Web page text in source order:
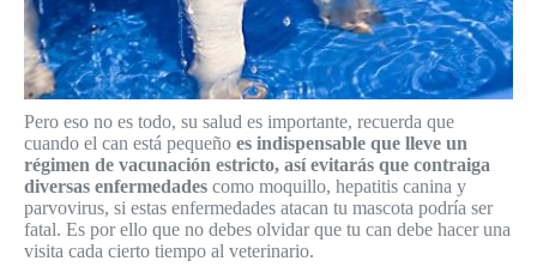
Pero eso no es todo, su salud es importante, recuerda que
cuando el can está pequeño es indispensable que lleve un
régimen de vacunación estricto, así evitarás que contraiga
diversas enfermedades como moquillo, hepatitis canina y
parvovirus, si estas enfermedades atacan tu mascota podría ser
fatal. Es por ello que no debes olvidar que tu can debe hacer una
visita cada cierto tiempo al veterinario.